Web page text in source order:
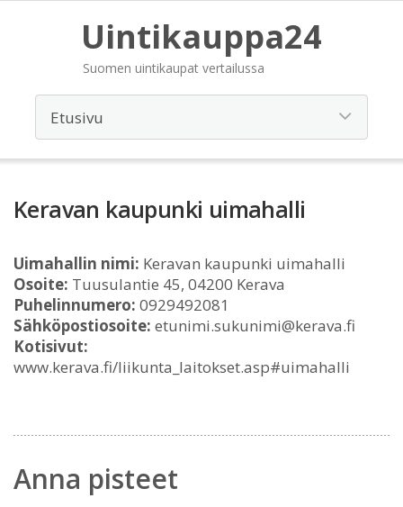
Uintikauppa24
Suomen uintikaupat vertailussa
Keravan kaupunki uimahalli
Uimahallin nimi: Keravan kaupunki uimahalli
Osoite: Tuusulantie 45, 04200 Kerava
Puhelinnumero: 0929492081
Sähköpostiosoite: etunimi.sukunimi@kerava.fi
Kotisivut:
www.kerava.fi/liikunta_laitokset.asp#uimahalli
Anna pisteet